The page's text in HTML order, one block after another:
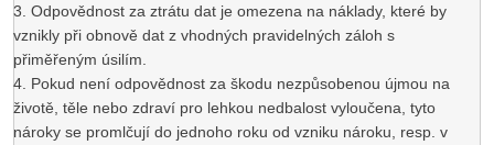
3. Odpovědnost za ztrátu dat je omezena na náklady, které by
vznikly při obnově dat z vhodných pravidelných záloh s
přiměřeným úsilím.
4. Pokud není odpovědnost za škodu nezpůsobenou újmou na
životě, těle nebo zdraví pro lehkou nedbalost vyloučena, tyto
nároky se promlčují do jednoho roku od vzniku nároku, resp. v